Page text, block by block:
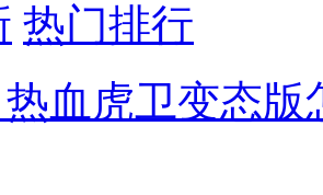
热门排行
热血虎卫变态